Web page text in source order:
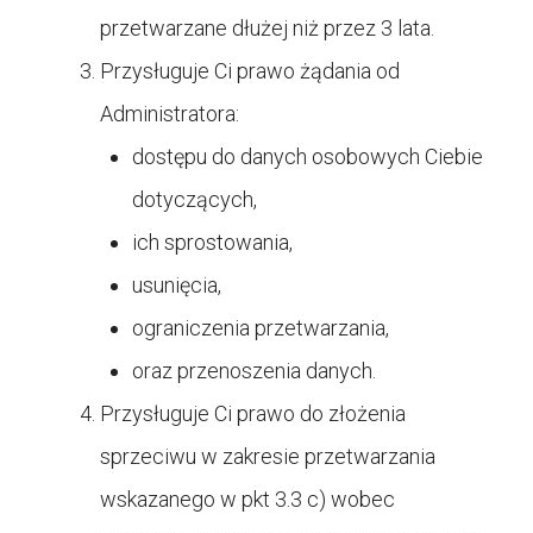
przetwarzane dłużej niż przez 3 lata.
Przysługuje Ci prawo żądania od
Administratora:
dostępu do danych osobowych Ciebie
dotyczących,
ich sprostowania,
usunięcia,
ograniczenia przetwarzania,
oraz przenoszenia danych.
Przysługuje Ci prawo do złożenia
sprzeciwu w zakresie przetwarzania
wskazanego w pkt 3.3 c) wobec